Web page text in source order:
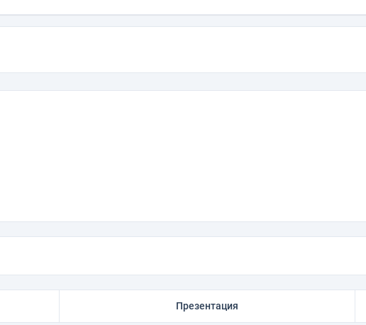
Презентация